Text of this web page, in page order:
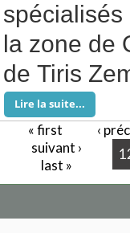
spécialisés
la zone de
de Tiris
Lire la suite...
Pages« first ‹
suivant ›
last »